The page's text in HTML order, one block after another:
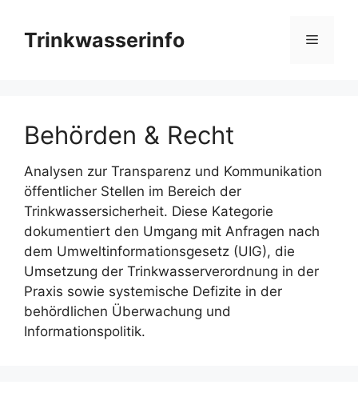
Inhalt
springen
Trinkwasserinfo Menü
Behörden & Recht
Analysen zur Transparenz und Kommunikation
öffentlicher Stellen im Bereich der
Trinkwassersicherheit. Diese Kategorie
dokumentiert den Umgang mit Anfragen nach
dem Umweltinformationsgesetz (UIG), die
Umsetzung der Trinkwasserverordnung in der
Praxis sowie systemische Defizite in der
behördlichen Überwachung und
Informationspolitik.